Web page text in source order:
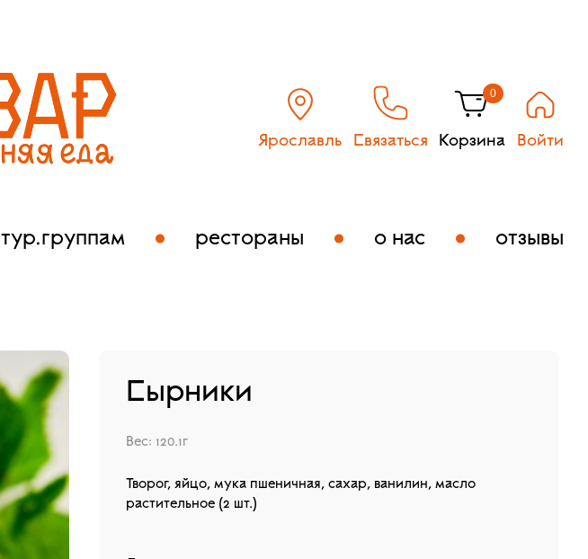
Ярославль Связаться
0
Корзина Войти
тур.группам рестораны о нас отзывы
Сырники
Вес: 120.1г
Творог, яйцо, мука пшеничная, сахар, ванилин, масло
растительное (2 шт.)